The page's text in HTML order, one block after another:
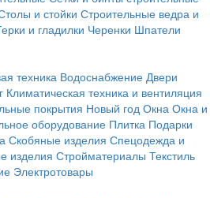
и стойки Строительные ведра и
и гладилки Черенки Шпатели
техника Водоснабжение Двери
Климатическая техника и вентиляция
покрытия Новый год Окна Окна и
оборудование Плитка Подарки
Скобяные изделия Спецодежда и
изделия Стройматериалы Текстиль
Электротовары